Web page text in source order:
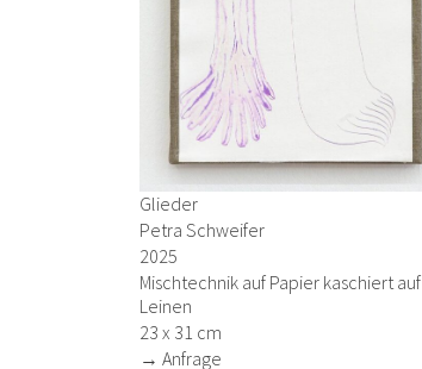
Glieder
Petra Schweifer
2025
Mischtechnik auf Papier kaschiert auf
Leinen
23 x 31 cm
→ Anfrage